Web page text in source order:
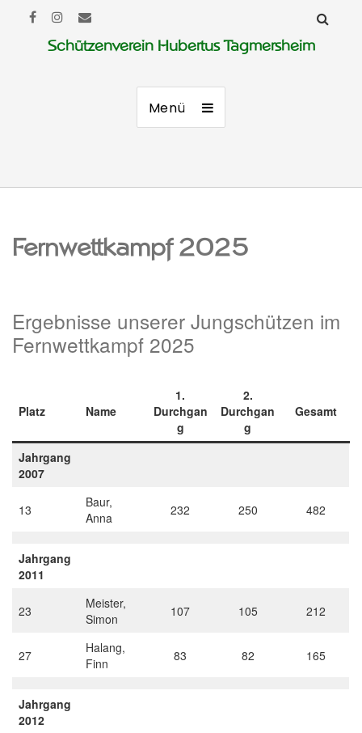
Schützenverein Hubertus Tagmersheim
Menü
Fernwettkampf 2025
Ergebnisse unserer Jungschützen im
Fernwettkampf 2025
Platz Name
1.
Durchgan
g
2.
Durchgan
g
Gesamt
Jahrgang
2007
13
Baur,
Anna
232 250 482
Jahrgang
2011
23
Meister,
Simon
107 105 212
27
Halang,
Finn
83 82 165
Jahrgang
2012